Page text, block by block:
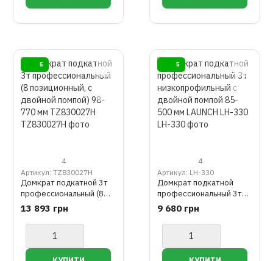
5
4
Артикул: TZ830027H
Домкрат подкатной 3т
профессиональный (8
позиционный, с двойной
помпой) 98-770 мм
TZ830027H
13 893 грн
5
4
Артикул: LH-330
Домкрат подкатной
профессиональный 3т
низкопрофильный с
двойной помпой 85-500
мм LAUNCH LH-330
9 680 грн